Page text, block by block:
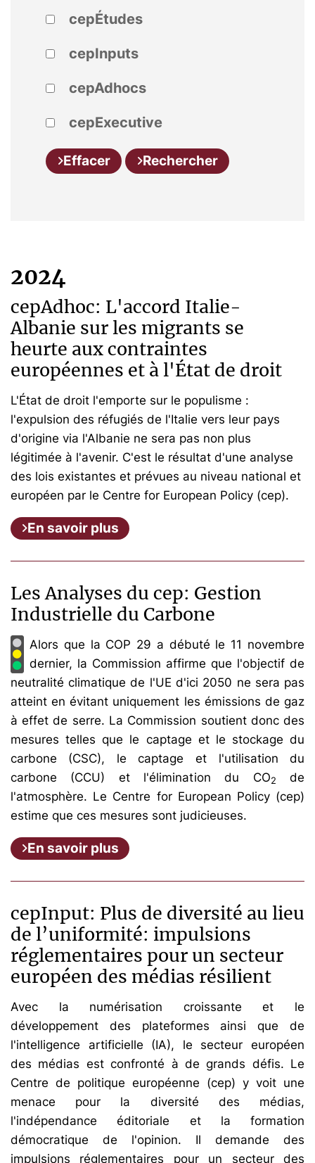
cepÉtudes
cepInputs
cepAdhocs
cepExecutive
Effacer Rechercher
2024
cepAdhoc: L'accord Italie-
Albanie sur les migrants se
heurte aux contraintes
européennes et à l'État de droit
L'État de droit l'emporte sur le populisme :
l'expulsion des réfugiés de l'Italie vers leur pays
d'origine via l'Albanie ne sera pas non plus
légitimée à l'avenir. C'est le résultat d'une analyse
des lois existantes et prévues au niveau national et
européen par le Centre for European Policy (cep).
En savoir plus
Les Analyses du cep: Gestion
Industrielle du Carbone
Alors que la COP 29 a débuté le 11 novembre
dernier, la Commission affirme que l'objectif de
neutralité climatique de l'UE d'ici 2050 ne sera pas
atteint en évitant uniquement les émissions de gaz
à effet de serre. La Commission soutient donc des
mesures telles que le captage et le stockage du
carbone (CSC), le captage et l'utilisation du
carbone (CCU) et l'élimination du CO2
de
l'atmosphère. Le Centre for European Policy (cep)
estime que ces mesures sont judicieuses.
En savoir plus
cepInput: Plus de diversité au lieu
de l’uniformité: impulsions
réglementaires pour un secteur
européen des médias résilient
Avec la numérisation croissante et le
développement des plateformes ainsi que de
l'intelligence artificielle (IA), le secteur européen
des médias est confronté à de grands défis. Le
Centre de politique européenne (cep) y voit une
menace pour la diversité des médias,
l'indépendance éditoriale et la formation
démocratique de l'opinion. Il demande des
impulsions réglementaires pour un secteur des